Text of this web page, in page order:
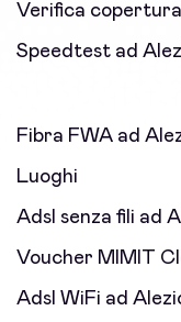
Verifica
Speedtest ad
Fibra FWA ad
Luoghi
Adsl senza fili ad
Voucher MIMIT
Adsl WiFi ad